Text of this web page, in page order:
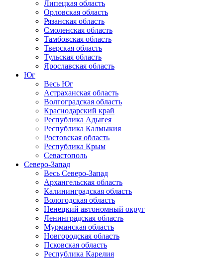
Липецкая область
Орловская область
Рязанская область
Смоленская область
Тамбовская область
Тверская область
Тульская область
Ярославская область
Юг
Весь Юг
Астраханская область
Волгоградская область
Краснодарский край
Республика Адыгея
Республика Калмыкия
Ростовская область
Республика Крым
Севастополь
Северо-Запад
Весь Северо-Запад
Архангельская область
Калининградская область
Вологодская область
Ненецкий автономный округ
Ленинградская область
Мурманская область
Новгородская область
Псковская область
Республика Карелия